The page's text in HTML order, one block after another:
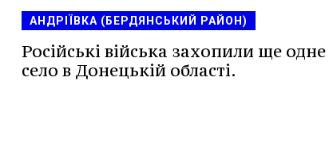
АНДРІЇВКА (БЕРДЯНСЬКИЙ РАЙОН)
Російські війська захопили ще одне
село в Донецькій області.